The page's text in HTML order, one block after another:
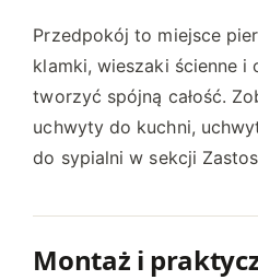
Przedpokój to miejsce
klamki, wieszaki ścienne i
tworzyć spójną całość.
uchwyty do kuchni,
do sypialni w sekcji
Montaż i